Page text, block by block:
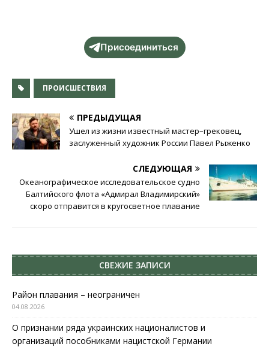
Присоединиться
ПРОИСШЕСТВИЯ
ПРЕДЫДУЩАЯ
Ушел из жизни известный мастер–грековец,
заслуженный художник России Павел Рыженко
СЛЕДУЮЩАЯ
Океанографическое исследовательское судно
Балтийского флота «Адмирал Владимирский»
скоро отправится в кругосветное плавание
СВЕЖИЕ ЗАПИСИ
Район плавания – неограничен
04.08.2026
О признании ряда украинских националистов и
организаций пособниками нацистской Германии